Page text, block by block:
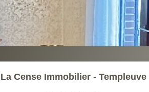
La Cense Immobilier - Templeuve